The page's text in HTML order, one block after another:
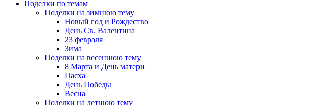
Поделки по темам
Поделки на зимнюю тему
Новый год и Рождество
День Св. Валентина
23 февраля
Зима
Поделки на весеннюю тему
8 Марта и День матери
Пасха
День Победы
Весна
Поделки на летнюю тему